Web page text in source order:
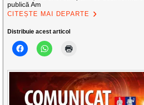
publică Am
CITEȘTE MAI DEPARTE
Distribuie acest articol